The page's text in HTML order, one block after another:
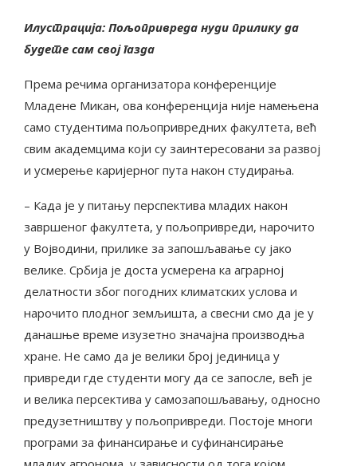
Илустрација: Пољопривреда нуди прилику да
будете сам свој газда
Према речима организатора конференције
Младене Микан, ова конференција није намењена
само студентима пољопривредних факултета, већ
свим академцима који су заинтересовани за развој
и усмерење каријерног пута након студирања.
– Када је у питању перспектива младих након
завршеног факултета, у пољопривреди, нарочито
у Војводини, прилике за запошљавање су јако
велике. Србија је доста усмерена ка аграрној
делатности због погодних климатских услова и
нарочито плодног земљишта, а свесни смо да је у
данашње време изузетно значајна производња
хране. Не само да је велики број јединица у
привреди где студенти могу да се запосле, већ је
и велика персектива у самозапошљавању, односно
предузетништву у пољопривреди. Постоје многи
програми за финансирање и суфинансирање